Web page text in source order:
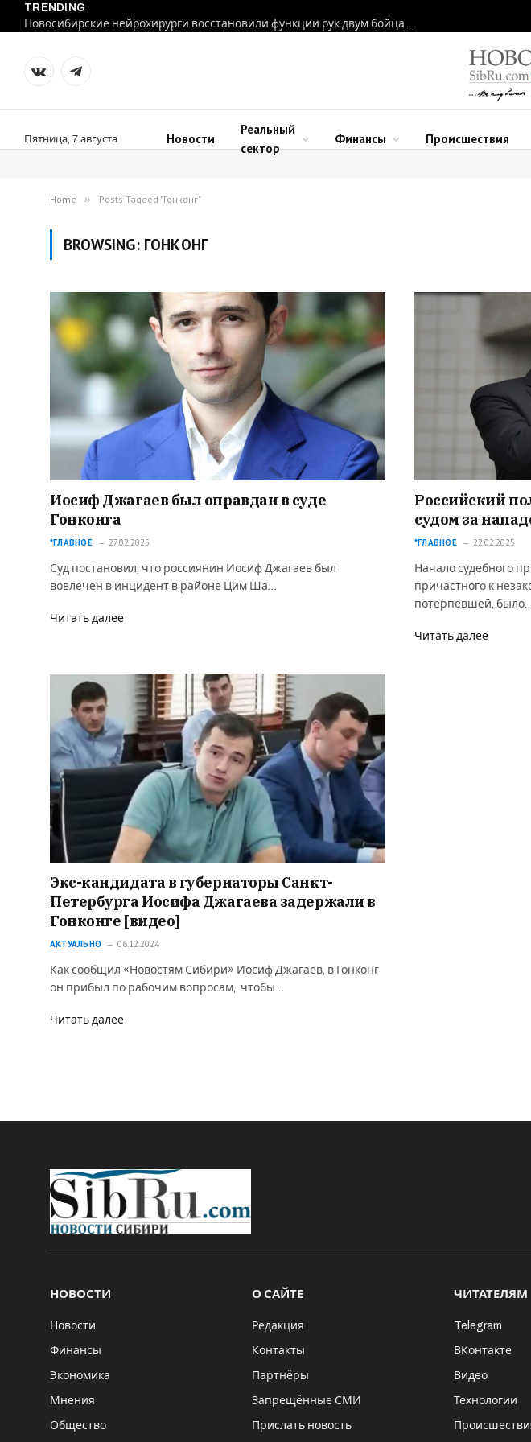
TRENDING
Новосибирские нейрохирурги восстановили функции рук двум бойцам после минно-взрывных травм
VKontakteTelegram
Пятница, 7 августа Новости
Реальный
сектор
Финансы Происшествия
Home » Posts Tagged "Гонконг"
BROWSING: ГОНКОНГ
Иосиф Джагаев был оправдан в суде
Гонконга
*ГЛАВНОЕ 27.02.2025
Суд постановил, что россиянин Иосиф Джагаев был
вовлечен в инцидент в районе Цим Ша…
Читать далее
Российский
судом за
*ГЛАВНОЕ 22.02.2025
Начало судебного
причастного к
потерпевшей,
Читать далее
Экс-кандидата в губернаторы Санкт-
Петербурга Иосифа Джагаева задержали в
Гонконге [видео]
АКТУАЛЬНО 06.12.2024
Как сообщил «Новостям Сибири» Иосиф Джагаев, в Гонконг
он прибыл по рабочим вопросам, чтобы…
Читать далее
НОВОСТИ
Новости
Финансы
Экономика
Мнения
Общество
О САЙТЕ
Редакция
Контакты
Партнёры
Запрещённые СМИ
Прислать новость
ЧИТАТЕЛЯМ
Telegram
ВКонтакте
Видео
Технологии